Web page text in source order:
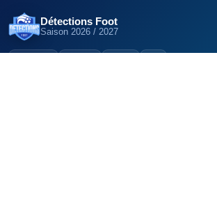
Détections Foot
Saison 2026 / 2027